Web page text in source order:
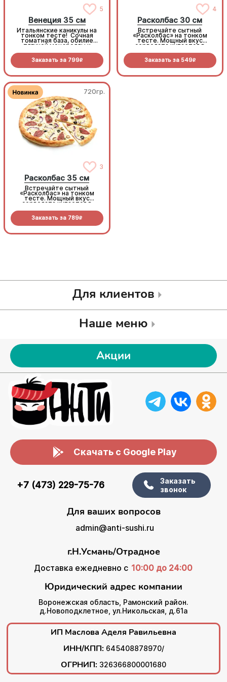
5
Венеция 35 см
Итальянские каникулы на
тонком тесте! Сочная
томатная база, обилие
тягучей моцареллы и
курочка. Микс маслин,
оливок и сладкого шалота
безупречный
средиземноморский вкус
Заказать за 799R
4
Расколбас 30 см
Встречайте сытный
«Расколбас» на тонком
тесте. Мощный вкус
сервелата купается в
маслины и лук-шалот
добавляют изысканной
пикантности. Тонко, сочно,
колбасно
Заказать за 549R
720гр.
3
Расколбас 35 см
Встречайте сытный
«Расколбас» на тонком
тесте. Мощный вкус
сервелата купается в
маслины и лук-шалот
добавляют изысканной
пикантности. Тонко, сочно,
колбасно
Заказать за 789R
Для клиентов
Наше меню
Акции
Скачать с Google Play
+7 (473) 229-75-76
Заказать
звонок
Для ваших вопросов
admin@anti-sushi.ru
г.Н.Усмань/Отрадное
Доставка ежедневно с 10:00 до 24:00
Юридический адрес компании
Воронежская область, Рамонский район.
д.Новоподклетное, ул.Никольская, д.61а
ИП Маслова Аделя Равильевна
ИНН/КПП: 645408878970/
ОГРНИП: 326366800001680